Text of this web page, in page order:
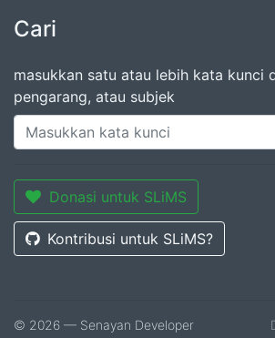
Cari
masukkan satu atau lebih kata kunci
pengarang, atau subjek
Donasi untuk SLiMS
Kontribusi untuk SLiMS?
© 2026 — Senayan Developer